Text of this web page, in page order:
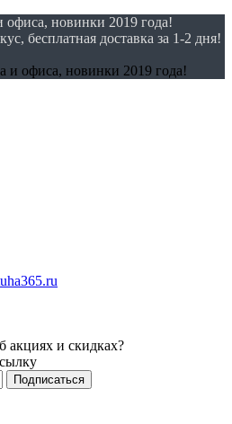
офиса, новинки 2019 года!
бесплатная доставка за 1-2 дня!
акциях и скидках?
Подписаться